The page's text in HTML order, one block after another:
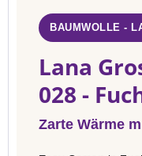
BAUMWOLLE -
Lana
028 -
Zarte Wärme